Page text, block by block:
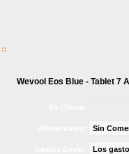
::
Wevool Eos Blue - Tablet 7
Sin
Los